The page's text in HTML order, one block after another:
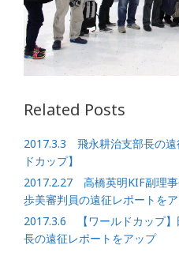
Related Posts
2017.3.3 飛永耕治支部長の
ドカップ】
2017.2.27 高橋英明KIF副理
歩美審判員の遠征レポートを
2017.3.6 【ワールドカップ
長の遠征レポートをアップ